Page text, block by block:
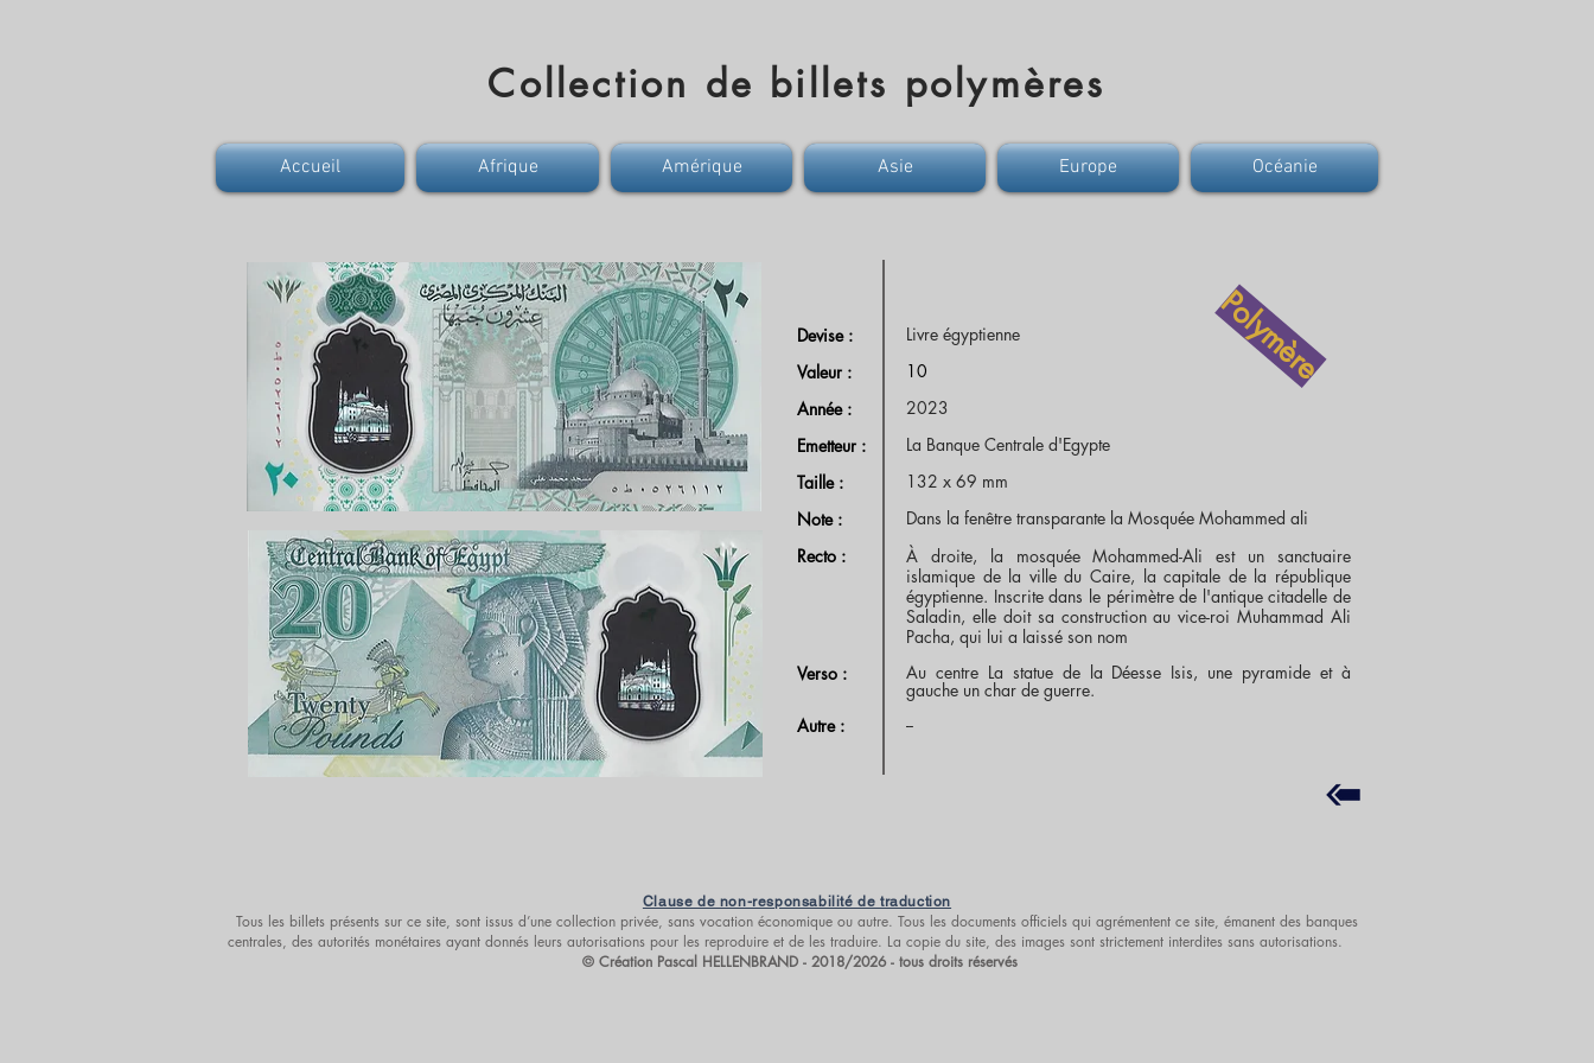
Collection de billets polymères
Accueil Afrique Amérique Asie Europe Océanie
Devise :
Livre égyptienne
Valeur :
10
Année :
2023
Emetteur :
La Banque Centrale d'Egypte
Taille :
132 x 69 mm
Note :
Dans la fenêtre transparante la Mosquée Mohammed ali
Recto :
À droite, la mosquée Mohammed-Ali est un sanctuaire
islamique de la ville du Caire, la capitale de la république
égyptienne. Inscrite dans le périmètre de l'antique citadelle de
Saladin, elle doit sa construction au vice-roi Muhammad Ali
Pacha, qui lui a laissé son nom
Verso :
Au centre La statue de la Déesse Isis, une pyramide et à
gauche un char de guerre.
Autre :
--
Polymère
Clause de non-responsabilité de traduction
Tous les billets présents sur ce site, sont issus d’une collection privée, sans vocation économique ou autre. Tous les documents officiels qui agrémentent ce site, émanent des banques
centrales, des autorités monétaires ayant donnés leurs autorisations pour les reproduire et de les traduire. La copie du site, des images sont strictement interdites sans autorisations.
© Création Pascal HELLENBRAND - 2018/2026 - tous droits réservés